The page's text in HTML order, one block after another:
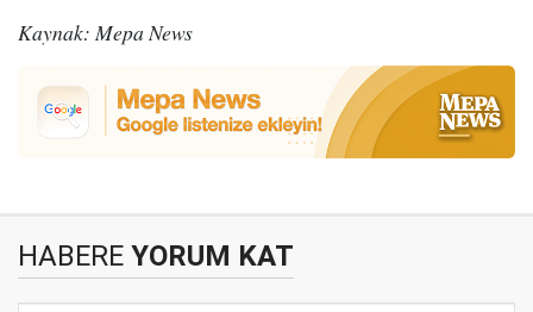
Kaynak: Mepa News
HABERE YORUM KAT